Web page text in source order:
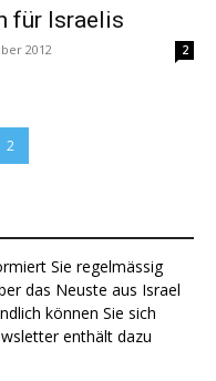
für Israelis
2012 2
2
Sie regelmässig
das Neuste aus Israel
können Sie sich
enthält dazu